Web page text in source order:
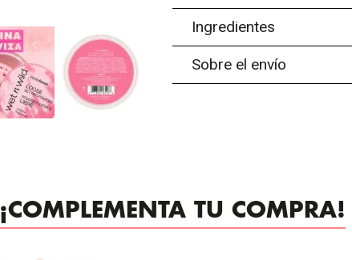
Ingredientes
Sobre el envío
¡COMPLEMENTA TU COMPRA!